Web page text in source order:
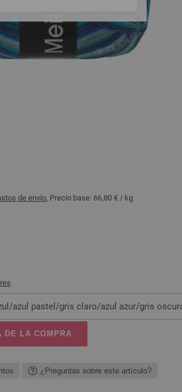
de envío, Precio base: 66,80 € / kg
azul pastel/gris claro/azul azur/gris
DE LA COMPRA
¿Preguntas sobre este artículo?